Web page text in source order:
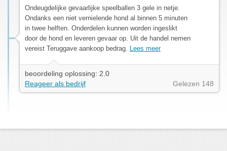
Ondeugdelijke gevaarlijke speelballen 3 gele in netje.
Ondanks een niet vernielende hond al binnen 5 minuten
in twee helften. Onderdelen kunnen worden ingeslikt
door de hond en leveren gevaar op. Uit de handel nemen
vereist Teruggave aankoop bedrag. Lees meer
beoordeling oplossing: 2.0
Reageer als bedrijf
Gelezen 148